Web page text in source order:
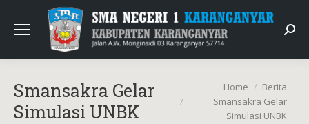
Smansakra Gelar
Simulasi UNBK
You are here:Home
Berita
Smansakra Gelar
Simulasi UNBK